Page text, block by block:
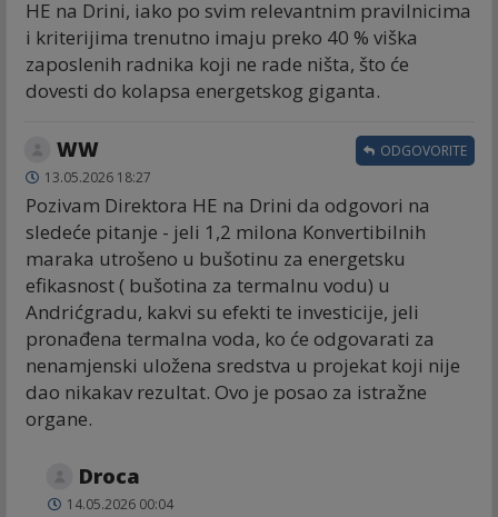
HE na Drini, iako po svim relevantnim pravilnicima
i kriterijima trenutno imaju preko 40 % viška
zaposlenih radnika koji ne rade ništa, što će
dovesti do kolapsa energetskog giganta.
WW
13.05.2026 18:27
Pozivam Direktora HE na Drini da odgovori na
sledeće pitanje - jeli 1,2 milona Konvertibilnih
maraka utrošeno u bušotinu za energetsku
efikasnost ( bušotina za termalnu vodu) u
Andrićgradu, kakvi su efekti te investicije, jeli
pronađena termalna voda, ko će odgovarati za
nenamjenski uložena sredstva u projekat koji nije
dao nikakav rezultat. Ovo je posao za istražne
organe.
ODGOVORITE
Droca
14.05.2026 00:04